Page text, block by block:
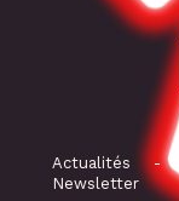
Actualités -
Newsletter